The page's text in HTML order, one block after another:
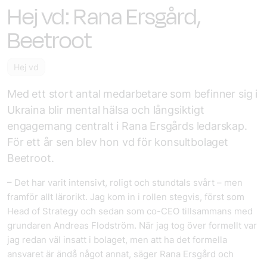
Hej vd: Rana Ersgård,
Beetroot
Hej vd
Med ett stort antal medarbetare som befinner sig i
Ukraina blir mental hälsa och långsiktigt
engagemang centralt i Rana Ersgårds ledarskap.
För ett år sen blev hon vd för konsultbolaget
Beetroot.
– Det har varit intensivt, roligt och stundtals svårt – men
framför allt lärorikt. Jag kom in i rollen stegvis, först som
Head of Strategy och sedan som co-CEO tillsammans med
grundaren Andreas Flodström. När jag tog över formellt var
jag redan väl insatt i bolaget, men att ha det formella
ansvaret är ändå något annat, säger Rana Ersgård och